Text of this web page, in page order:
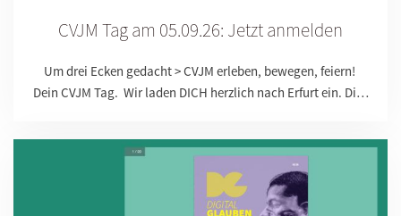
CVJM Tag am 05.09.26: Jetzt anmelden
Um drei Ecken gedacht > CVJM erleben, bewegen, feiern!
Dein CVJM Tag. Wir laden DICH herzlich nach Erfurt ein. Di…